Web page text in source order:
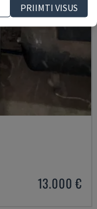
13.000 €
PRIIMTI VISUS